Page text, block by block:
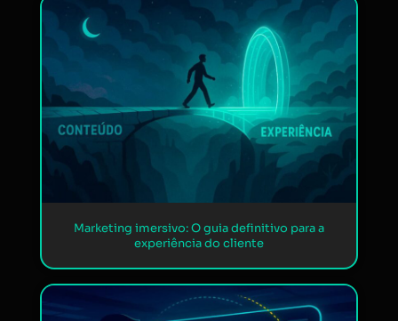
Marketing imersivo: O guia definitivo para a
experiência do cliente